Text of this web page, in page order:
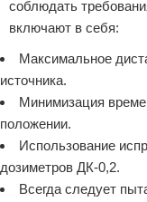
соблюдать
включают в себя:
Максимальное
источника.
Минимизация
положении.
Использование
дозиметров ДК-0,2.
Всегда следует